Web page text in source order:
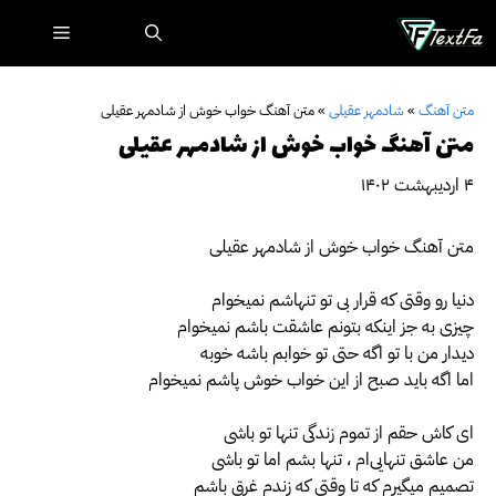
محتوا
فهرست
متن آهنگ »شادمهر عقیلی »متن آهنگ خواب خوش از شادمهر عقیلی
متن آهنگ خواب خوش از شادمهر عقیلی
۴ اردیبهشت ۱۴۰۲
متن آهنگ خواب خوش از شادمهر عقیلی
دنیا رو وقتی که قرار بی تو تنهاشم نمیخوام
چیزی به جز اینکه بتونم عاشقت باشم نمیخوام
دیدار من با تو اگه حتی تو خوابم باشه خوبه
اما اگه باید صبح از این خواب خوش پاشم نمیخوام
ای کاش حقم از تموم زندگی تنها تو باشی
من عاشق تنهایی‌ام ، تنها بشم اما تو باشی
تصمیم میگیرم که تا وقتی که زندم غرق باشم